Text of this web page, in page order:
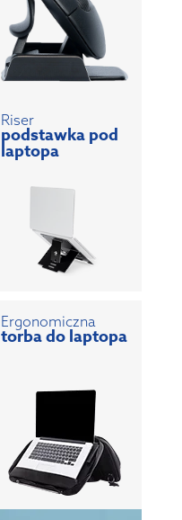
Riser
podstawka pod
laptopa
Ergonomiczna
torba do laptopa